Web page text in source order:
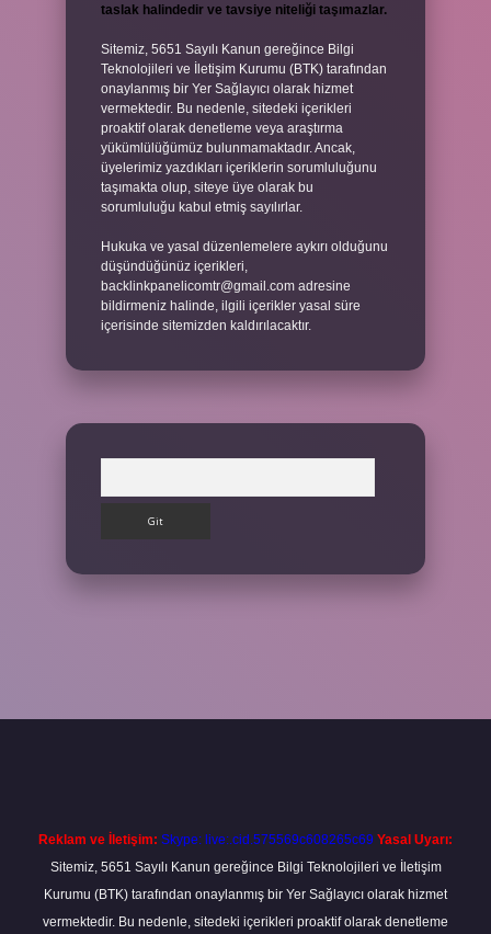
taslak halindedir ve tavsiye niteliği taşımazlar.
Sitemiz, 5651 Sayılı Kanun gereğince Bilgi
Teknolojileri ve İletişim Kurumu (BTK) tarafından
onaylanmış bir Yer Sağlayıcı olarak hizmet
vermektedir. Bu nedenle, sitedeki içerikleri
proaktif olarak denetleme veya araştırma
yükümlülüğümüz bulunmamaktadır. Ancak,
üyelerimiz yazdıkları içeriklerin sorumluluğunu
taşımakta olup, siteye üye olarak bu
sorumluluğu kabul etmiş sayılırlar.
Hukuka ve yasal düzenlemelere aykırı olduğunu
düşündüğünüz içerikleri,
backlinkpanelicomtr@gmail.com adresine
bildirmeniz halinde, ilgili içerikler yasal süre
içerisinde sitemizden kaldırılacaktır.
Reklam ve İletişim: Skype: live:.cid.575569c608265c69 Yasal Uyarı:
Sitemiz, 5651 Sayılı Kanun gereğince Bilgi Teknolojileri ve İletişim
Kurumu (BTK) tarafından onaylanmış bir Yer Sağlayıcı olarak hizmet
vermektedir. Bu nedenle, sitedeki içerikleri proaktif olarak denetleme